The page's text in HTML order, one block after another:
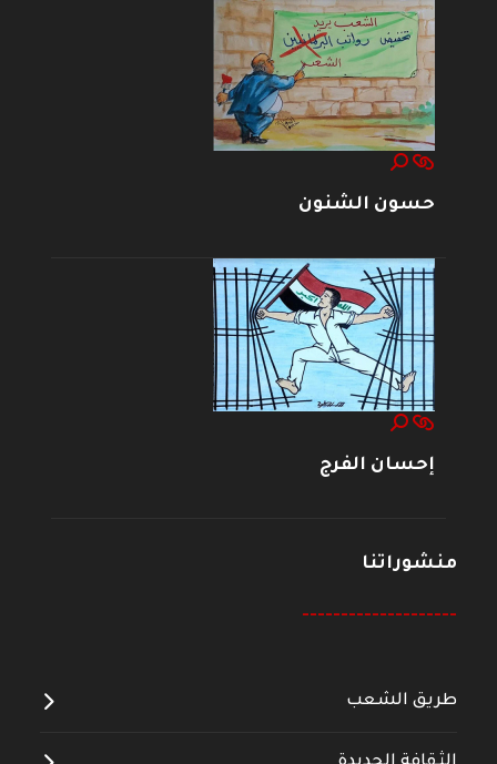
حسون الشنون
إحسان الفرج
منشوراتنا
--------------------
طريق الشعب